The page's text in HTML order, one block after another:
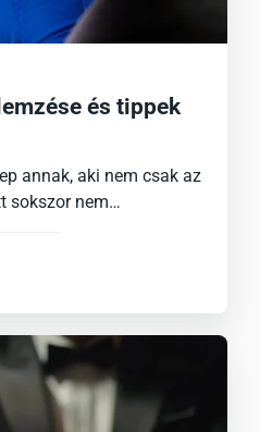
és tippek
annak, aki nem csak az
sokszor nem…